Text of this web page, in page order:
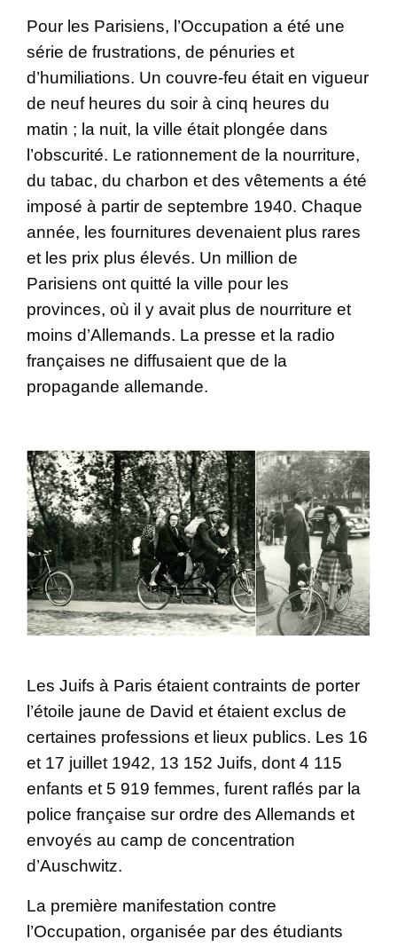
Pour les Parisiens, l’Occupation a été une
série de frustrations, de pénuries et
d’humiliations. Un couvre-feu était en vigueur
de neuf heures du soir à cinq heures du
matin ; la nuit, la ville était plongée dans
l’obscurité. Le rationnement de la nourriture,
du tabac, du charbon et des vêtements a été
imposé à partir de septembre 1940. Chaque
année, les fournitures devenaient plus rares
et les prix plus élevés. Un million de
Parisiens ont quitté la ville pour les
provinces, où il y avait plus de nourriture et
moins d’Allemands. La presse et la radio
françaises ne diffusaient que de la
propagande allemande.
Les Juifs à Paris étaient contraints de porter
l’étoile jaune de David et étaient exclus de
certaines professions et lieux publics. Les 16
et 17 juillet 1942, 13 152 Juifs, dont 4 115
enfants et 5 919 femmes, furent raflés par la
police française sur ordre des Allemands et
envoyés au camp de concentration
d’Auschwitz.
La première manifestation contre
l’Occupation, organisée par des étudiants